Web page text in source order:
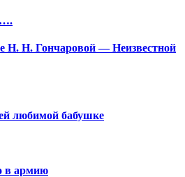
Н. Гончаровой — Неизвестной
любимой бабушке
в армию